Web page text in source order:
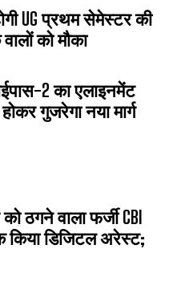
UG प्रथम सेमेस्टर की
को मौका
2 का एलाइनमेंट
गुजरेगा नया मार्ग
ठगने वाला फर्जी CBI
किया डिजिटल अरेस्ट;